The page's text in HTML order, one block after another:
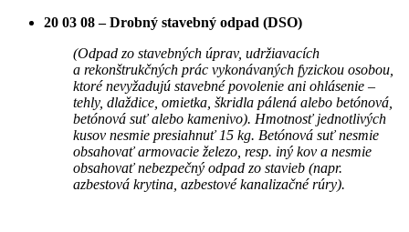
20 03 08 – Drobný stavebný odpad (DSO)
(Odpad zo stavebných úprav, udržiavacích
a rekonštrukčných prác vykonávaných fyzickou osobou,
ktoré nevyžadujú stavebné povolenie ani ohlásenie –
tehly, dlaždice, omietka, škridla pálená alebo betónová,
betónová suť alebo kamenivo). Hmotnosť jednotlivých
kusov nesmie presiahnuť 15 kg. Betónová suť nesmie
obsahovať armovacie železo, resp. iný kov a nesmie
obsahovať nebezpečný odpad zo stavieb (napr.
azbestová krytina, azbestové kanalizačné rúry).